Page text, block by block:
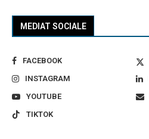
MEDIAT SOCIALE
FACEBOOK
INSTAGRAM
YOUTUBE
TIKTOK